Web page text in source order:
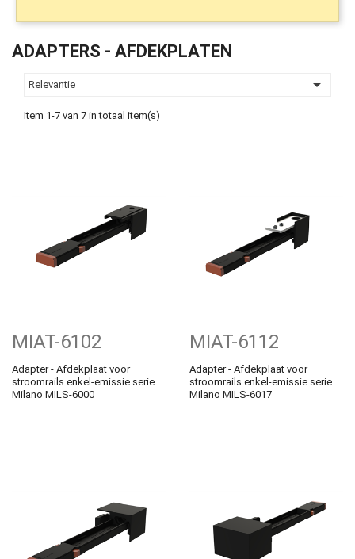
ADAPTERS - AFDEKPLATEN
Relevantie 
Item 1-7 van 7 in totaal item(s)
MIAT-6102
Adapter - Afdekplaat voor
stroomrails enkel-emissie serie
Milano MILS-6000
MIAT-6112
Adapter - Afdekplaat voor
stroomrails enkel-emissie serie
Milano MILS-6017